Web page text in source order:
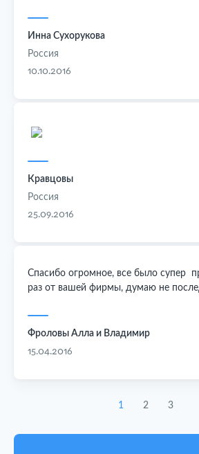
Инна Сухорукова
Россия
10.10.2016
Кравцовы
Россия
25.09.2016
Спасибо огромное, все было супер
раз от вашей фирмы, думаю не
Фроловы Алла и Владимир
15.04.2016
1 2 3